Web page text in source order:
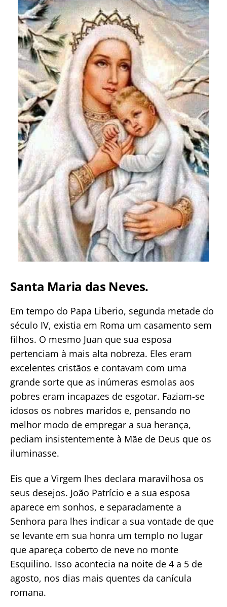
Santa Maria das Neves.
Em tempo do Papa Liberio, segunda metade do
século IV, existia em Roma um casamento sem
filhos. O mesmo Juan que sua esposa
pertenciam à mais alta nobreza. Eles eram
excelentes cristãos e contavam com uma
grande sorte que as inúmeras esmolas aos
pobres eram incapazes de esgotar. Faziam-se
idosos os nobres maridos e, pensando no
melhor modo de empregar a sua herança,
pediam insistentemente à Mãe de Deus que os
iluminasse.
Eis que a Virgem lhes declara maravilhosa os
seus desejos. João Patrício e a sua esposa
aparece em sonhos, e separadamente a
Senhora para lhes indicar a sua vontade de que
se levante em sua honra um templo no lugar
que apareça coberto de neve no monte
Esquilino. Isso acontecia na noite de 4 a 5 de
agosto, nos dias mais quentes da canícula
romana.